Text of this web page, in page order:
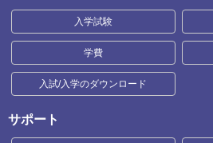
入学試験
学費
入試/入学のダウンロード
サポート